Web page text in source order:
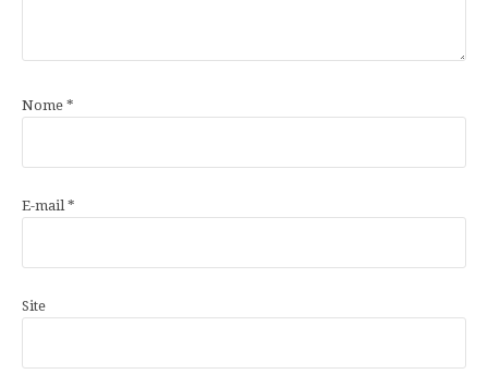
Nome *
E-mail*
Site